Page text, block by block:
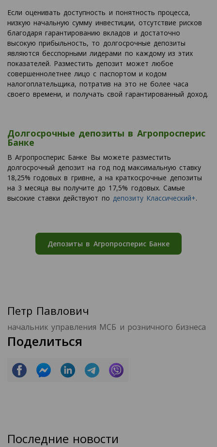
Если оценивать доступность и понятность процесса,
низкую начальную сумму инвестиции, отсутствие рисков
благодаря гарантированию вкладов и достаточно
высокую прибыльность, то долгосрочные депозиты
являются бесспорными лидерами по каждому из этих
показателей. Разместить депозит может любое
совершеннолетнее лицо с паспортом и кодом
налогоплательщика, потратив на это не более часа
своего времени, и получать свой гарантированный доход.
Долгосрочные депозиты в Агропросперис
Банке
В Агропросперис Банке Вы можете разместить
долгосрочный депозит на год под максимальную ставку
18,25% годовых в гривне, а на краткосрочные депозиты
на 3 месяца вы получите до 17,5% годовых. Самые
высокие ставки действуют по депозиту Классический+.
Депозиты в Агропросперис Банке
Петр Павлович
начальник управления МСБ и розничного бизнеса
Поделиться
Последние новости